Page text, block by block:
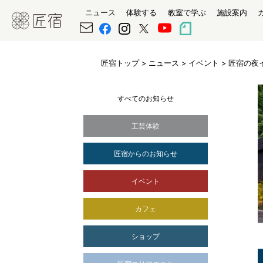
ニュース 体験する 教室で学ぶ 施設案内
匠宿トップ> ニュース > イベント > 匠宿の
すべてのお知らせ
工芸体験
匠宿からのお知らせ
イベント
カフェ
ショップ